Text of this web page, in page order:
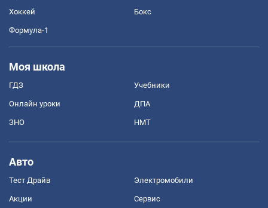
Хоккей Бокс
Формула-1
Моя школа
ГДЗ Учебники
Онлайн уроки ДПА
ЗНО НМТ
Авто
Тест Драйв Электромобили
Акции Сервис